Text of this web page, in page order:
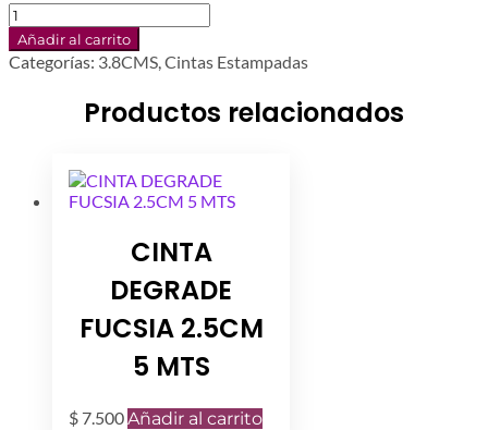
era:
$ 30.000.$ 25.000.
CINTA
PANA
BORDADA
38MM
Añadir al carrito
Categorías: 3.8CMS,Cintas Estampadas
Productos relacionados
CINTA
DEGRADE
FUCSIA 2.5CM
5 MTS
$ 7.500Añadir al carrito